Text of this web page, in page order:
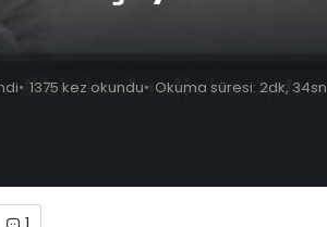
1375 kez okundu Okuma süresi: 2dk, 34sn